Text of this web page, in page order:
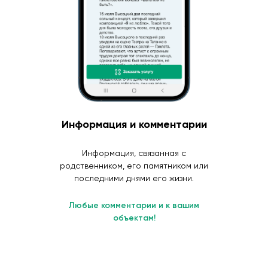
Информация и комментарии
Информация, связанная с
родственником, его памятником или
последними днями его жизни.
Любые комментарии и к вашим
объектам!